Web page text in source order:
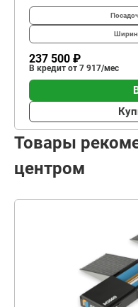
237 500 ₽
В кредит от 7 917/мес
Товары
центром